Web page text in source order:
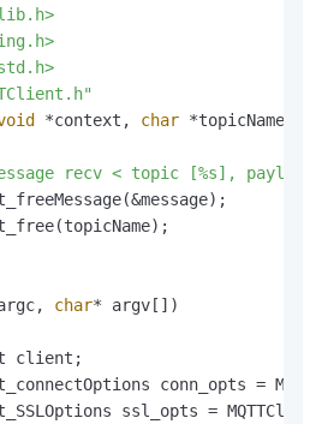
*context, char *topicName,
recv < topic [%s],
char* argv[])
client;
conn_opts =
ssl_opts =